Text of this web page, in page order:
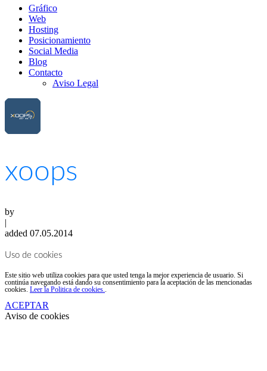
Gráfico
Web
Hosting
Posicionamiento
Social Media
Blog
Contacto
Aviso Legal
xoops
by
|
added 07.05.2014
Uso de cookies
Este sitio web utiliza cookies para que usted tenga la mejor experiencia de usuario. Si
continúa navegando está dando su consentimiento para la aceptación de las mencionadas
cookies. Leer la Politica de cookies..
ACEPTAR
Aviso de cookies